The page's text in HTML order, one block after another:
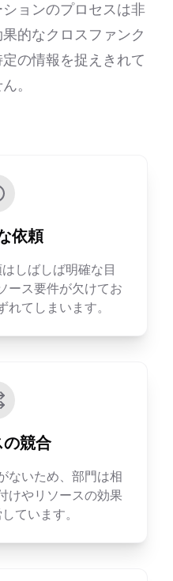
ョンのプロセスは非
的なクロスファンク
の情報を捉えきれて
。
依頼
しばしば明確な目
ース要件が欠けてお
れてしまいます。
の競合
ないため、部門は相
けやリソースの効果
ています。